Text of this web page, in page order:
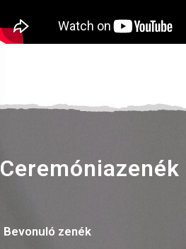
Ceremóniazenék
Bevonuló zenék